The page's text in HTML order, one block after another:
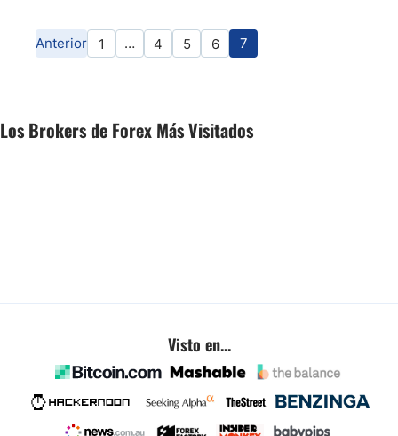
Anterior 1 … 4 5 6 7
Los Brokers de Forex Más Visitados
Visto en...